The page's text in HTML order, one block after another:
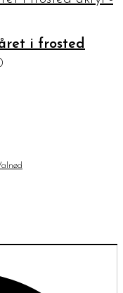
i frosted